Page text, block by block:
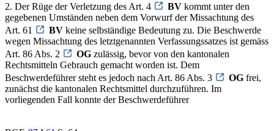
2. Der Rüge der Verletzung des Art. 4 BV kommt unter den
gegebenen Umständen neben dem Vorwurf der Missachtung des
Art. 61
BV keine selbständige Bedeutung zu. Die Beschwerde
wegen Missachtung des letztgenannten Verfassungssatzes ist gemäss
Art. 86 Abs. 2
OG zulässig, bevor von den kantonalen
Rechtsmitteln Gebrauch gemacht worden ist. Dem
Beschwerdeführer steht es jedoch nach Art. 86 Abs. 3
OG frei,
zunächst die kantonalen Rechtsmittel durchzuführen. Im
vorliegenden Fall konnte der Beschwerdeführer